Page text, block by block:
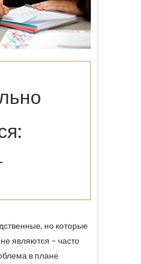
но которые
являются – часто
в плане